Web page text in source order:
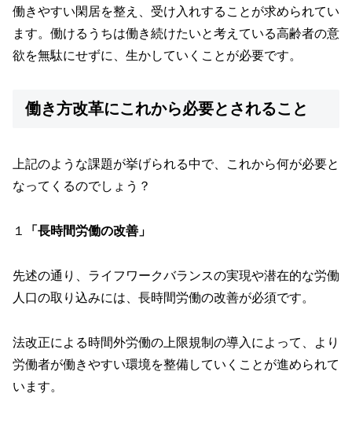
働きやすい閑居を整え、受け入れすることが求められてい
ます。働けるうちは働き続けたいと考えている高齢者の意
欲を無駄にせずに、生かしていくことが必要です。
働き方改革にこれから必要とされること
上記のような課題が挙げられる中で、これから何が必要と
なってくるのでしょう？
１ 「長時間労働の改善」
先述の通り、ライフワークバランスの実現や潜在的な労働
人口の取り込みには、長時間労働の改善が必須です。
法改正による時間外労働の上限規制の導入によって、より
労働者が働きやすい環境を整備していくことが進められて
います。